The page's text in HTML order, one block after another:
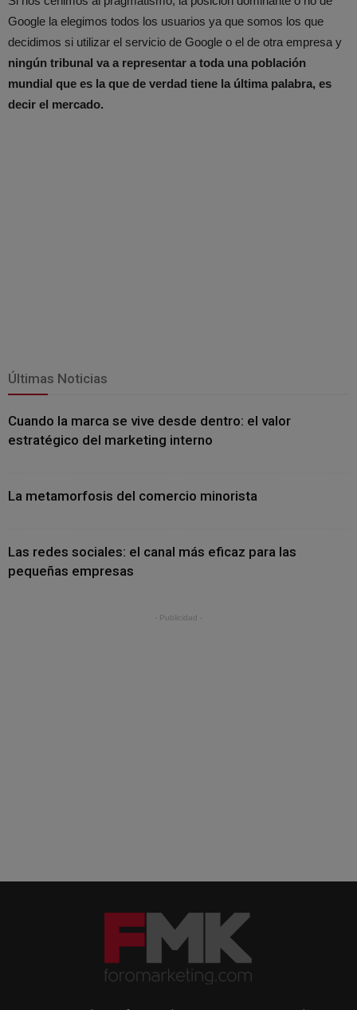
Google la elegimos todos los usuarios ya que somos los que
decidimos si utilizar el servicio de Google o el de otra empresa y
ningún tribunal va a representar a toda una población
mundial que es la que de verdad tiene la última palabra, es
decir el mercado.
Últimas Noticias
Cuando la marca se vive desde dentro: el valor
estratégico del marketing interno
La metamorfosis del comercio minorista
Las redes sociales: el canal más eficaz para las
pequeñas empresas
- Publicidad -